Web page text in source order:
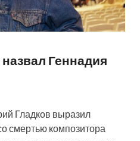
Геннадия
Гладков выразил
смертью композитора